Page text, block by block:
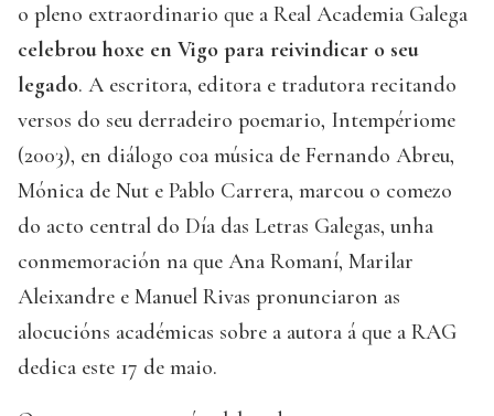
o pleno extraordinario que a Real Academia Galega
celebrou hoxe en Vigo para reivindicar o seu
legado. A escritora, editora e tradutora recitando
versos do seu derradeiro poemario, Intempériome
(2003), en diálogo coa música de Fernando Abreu,
Mónica de Nut e Pablo Carrera, marcou o comezo
do acto central do Día das Letras Galegas, unha
conmemoración na que Ana Romaní, Marilar
Aleixandre e Manuel Rivas pronunciaron as
alocucións académicas sobre a autora á que a RAG
dedica este 17 de maio.